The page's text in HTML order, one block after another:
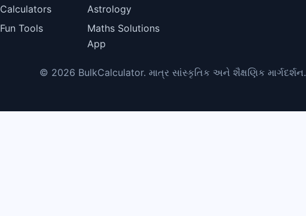
Calculators
Fun Tools
Astrology
Maths Solutions
App
© 2026 BulkCalculator. માત્ર સાંસ્કૃતિક અને શૈક્ષણિક માર્ગદર્શન.